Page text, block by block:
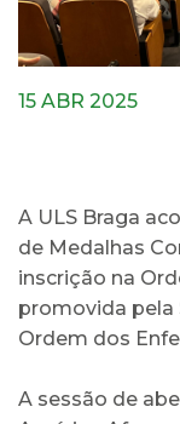
15 ABR 2025
A ULS Braga
de Medalhas
inscrição na
promovida pela
Ordem dos
A sessão de